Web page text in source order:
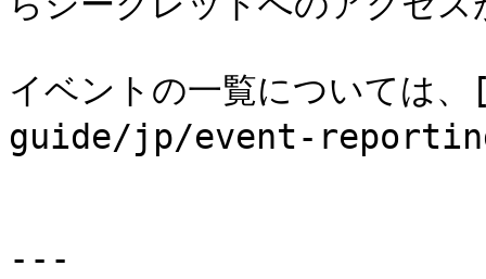
イベントの一覧について
guide/jp/event-
---